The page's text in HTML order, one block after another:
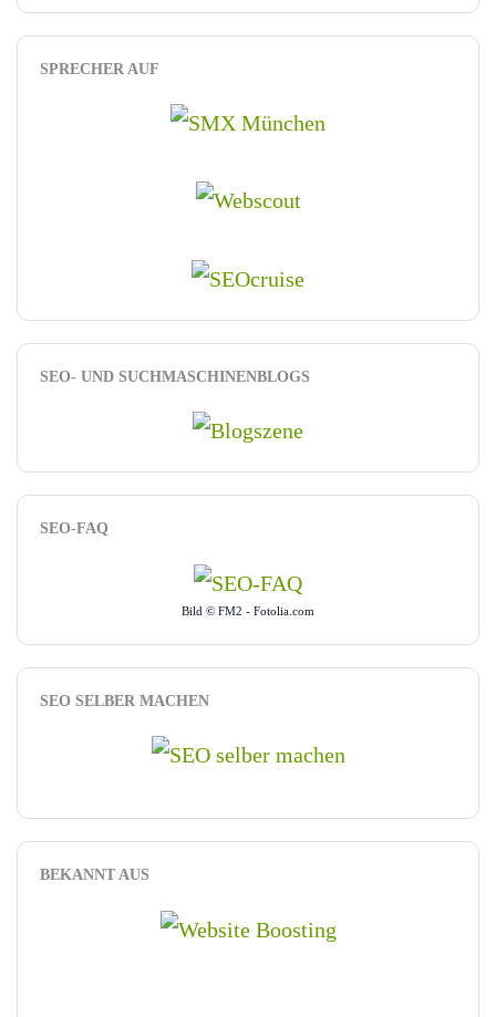
SPRECHER AUF
SEO- UND SUCHMASCHINENBLOGS
SEO-FAQ
Bild © FM2 - Fotolia.com
SEO SELBER MACHEN
BEKANNT AUS